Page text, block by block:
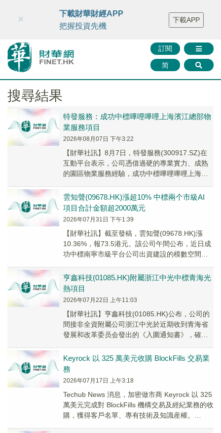
財華智庫網 FINTV FINMETA 財華證券 媒體矩陣
智庫沙龍
聯絡我們
訂閱
简
×
下載財華財經APP
把握投資先機
下載APP
搜尋結果
特發服務：成功中標嗶哩嗶哩上海濱江總部物
業服務項目
2026年08月07日 下午3:22
【財華社訊】8月7日，特發服務(300917.SZ)在
互動平台表示，公司憑借過硬的專業實力、成熟
的園區物業服務經驗，成功中標嗶哩嗶哩上海濱
雲知聲(09678.HK)漲超10% 中標兩个市級AI
項目合計金額超2000萬元
2026年07月31日 下午1:39
【財華社訊】截至發稿，雲知聲(09678.HK)漲
10.36%，報73.5港元。該公司午間公布，近日成
功中標南寧市級平台公司出資建設的模數空間項
亨鑫科技(01085.HK)附屬浙江中光中標青海光
熱項目
2026年07月22日 上午11:03
【財華社訊】亨鑫科技(01085.HK)公布，公司的
間接非全資附屬公司浙江中光於近期收到青海省
發展和改革委员会發出的《入圍通知書》，確認
Keyrock 以 325 萬美元收購 BlockFills 交易業
務
2026年07月17日 上午3:18
Techub News 消息，加密做市商 Keyrock 以 325
萬美元完成對 BlockFills 機構交易及經紀業務的收
購，獲得客戶名單、專有技術及知識産權。